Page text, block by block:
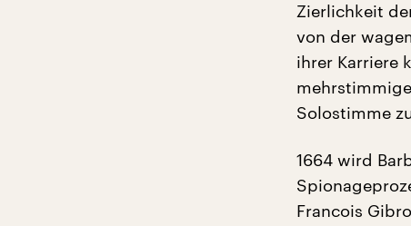
Zierlichkeit
von der
ihrer Karriere
Solostimme
1664 wird
Francois